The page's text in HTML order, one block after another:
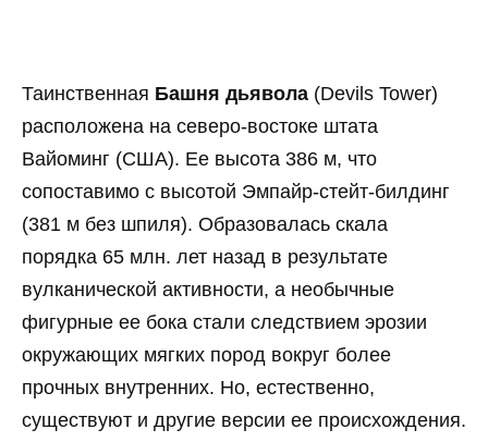
Таинственная Башня дьявола (Devils Tower)
расположена на северо-востоке штата
Вайоминг (США). Ее высота 386 м, что
сопоставимо с высотой Эмпайр-стейт-билдинг
(381 м без шпиля). Образовалась скала
порядка 65 млн. лет назад в результате
вулканической активности, а необычные
фигурные ее бока стали следствием эрозии
окружающих мягких пород вокруг более
прочных внутренних. Но, естественно,
существуют и другие версии ее происхождения.